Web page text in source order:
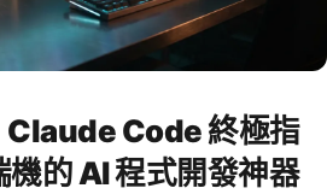
Code 終極指
的 AI 程式開發神器